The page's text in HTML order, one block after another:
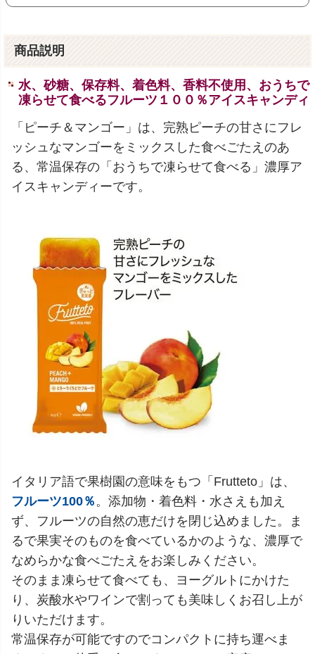
商品説明
水、砂糖、保存料、着色料、香料不使用、おうちで
凍らせて食べるフルーツ１００％アイスキャンディ
「ピーチ＆マンゴー」は、完熟ピーチの甘さにフレ
ッシュなマンゴーをミックスした食べごたえのあ
る、常温保存の「おうちで凍らせて食べる」濃厚ア
イスキャンディーです。
イタリア語で果樹園の意味をもつ「Frutteto」は、
フルーツ100％。添加物・着色料・水さえも加え
ず、フルーツの自然の恵だけを閉じ込めました。ま
るで果実そのものを食べているかのような、濃厚で
なめらかな食べごたえをお楽しみください。
そのまま凍らせて食べても、ヨーグルトにかけた
り、炭酸水やワインで割っても美味しくお召し上が
りいただけます。
常温保存が可能ですのでコンパクトに持ち運べま